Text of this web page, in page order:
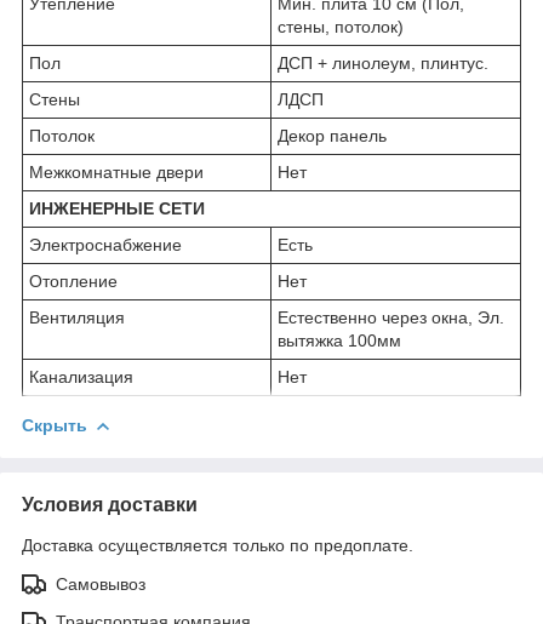
стены, потолок)
Пол
ДСП + линолеум, плинтус.
Стены
ЛДСП
Потолок
Декор панель
Межкомнатные двери
Нет
ИНЖЕНЕРНЫЕ СЕТИ
Электроснабжение
Есть
Отопление
Нет
Вентиляция
Естественно через окна, Эл.
вытяжка 100мм
Канализация
Нет
Скрыть
Условия доставки
Доставка осуществляется только по предоплате.
Самовывоз